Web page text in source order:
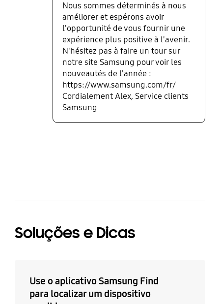
Nous sommes déterminés à nous
améliorer et espérons avoir
l'opportunité de vous fournir une
expérience plus positive à l'avenir.
N'hésitez pas à faire un tour sur
notre site Samsung pour voir les
nouveautés de l'année :
https://www.samsung.com/fr/
Cordialement Alex, Service clients
Samsung
Soluções e Dicas
Use o aplicativo Samsung Find
para localizar um dispositivo